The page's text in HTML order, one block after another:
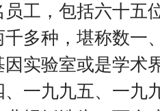
工，包括六十五
多种，堪称数一
实验室或是学术
一九九五、一九